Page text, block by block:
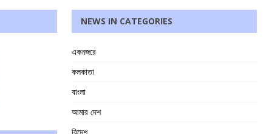
NEWS IN CATEGORIES
একনজরে
কলকাতা
বাংলা
আমার দেশ